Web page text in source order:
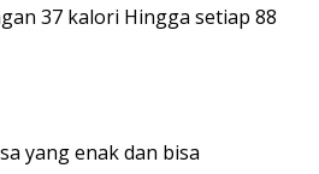
37 kalori Hingga setiap 88
yang enak dan bisa